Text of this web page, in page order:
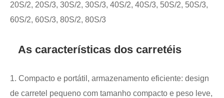
20S/2, 20S/3, 30S/2, 30S/3, 40S/2, 40S/3, 50S/2, 50S/3,
60S/2, 60S/3, 80S/2, 80S/3
As características dos carretéis
1. Compacto e portátil, armazenamento eficiente: design
de carretel pequeno com tamanho compacto e peso leve,